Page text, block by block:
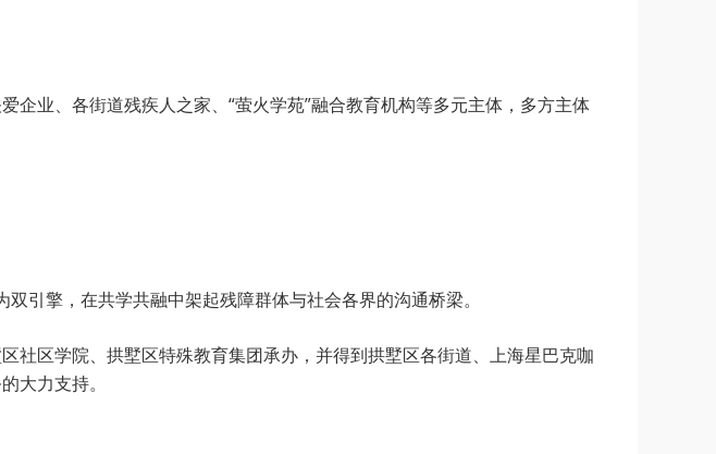
业、各街道残疾人之家、“萤火学苑”融合教育机构等多元主体，多方主体
引擎，在共学共融中架起残障群体与社会各界的沟通桥梁。
社区学院、拱墅区特殊教育集团承办，并得到拱墅区各街道、上海星巴克咖
大力支持。